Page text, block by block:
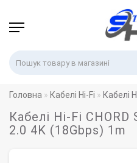
Головна Кабелі Hi-Fi Кабелі
Кабелі Hi-Fi CHORD
2.0 4K (18Gbps) 1m